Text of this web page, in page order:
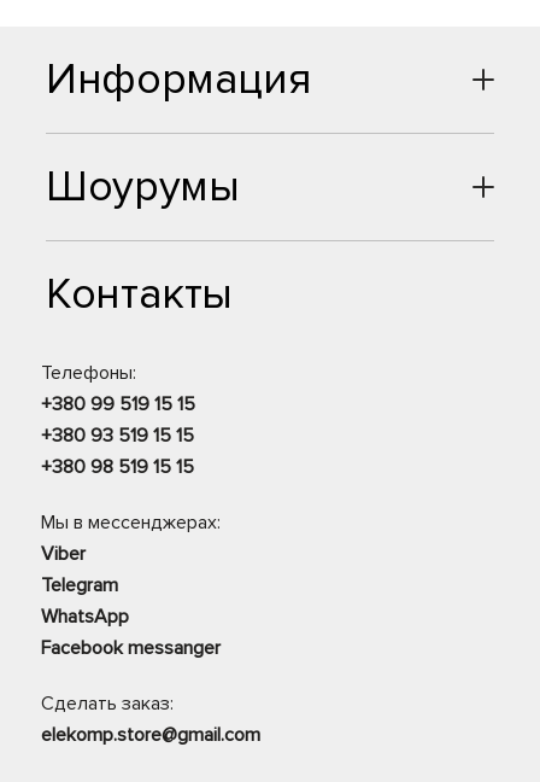
Шоурумы
Контакты
Телефоны:
+380 99 519 15 15
+380 93 519 15 15
+380 98 519 15 15
Мы в мессенджерах:
Viber
Telegram
WhatsApp
Facebook messanger
Сделать заказ:
elekomp.store@gmail.com
Информация